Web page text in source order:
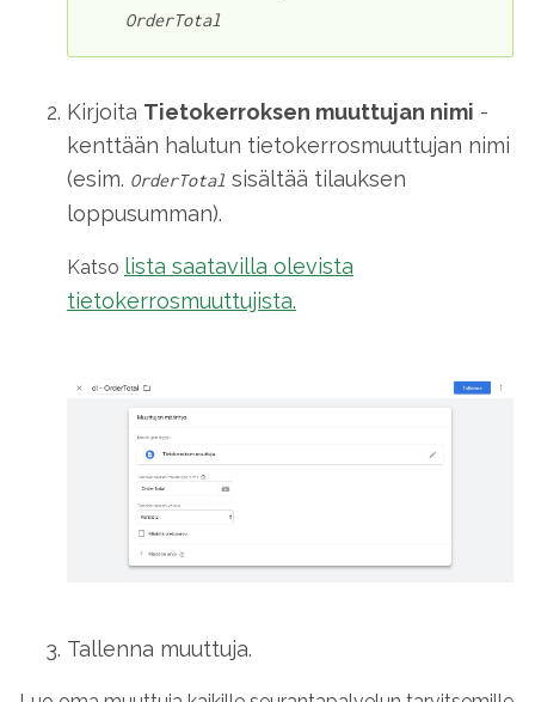
OrderTotal
Kirjoita Tietokerroksen muuttujan nimi -
kenttään halutun tietokerrosmuuttujan nimi
(esim. OrderTotal sisältää tilauksen
loppusumman).
Katso lista saatavilla olevista
tietokerrosmuuttujista.
Tallenna muuttuja.